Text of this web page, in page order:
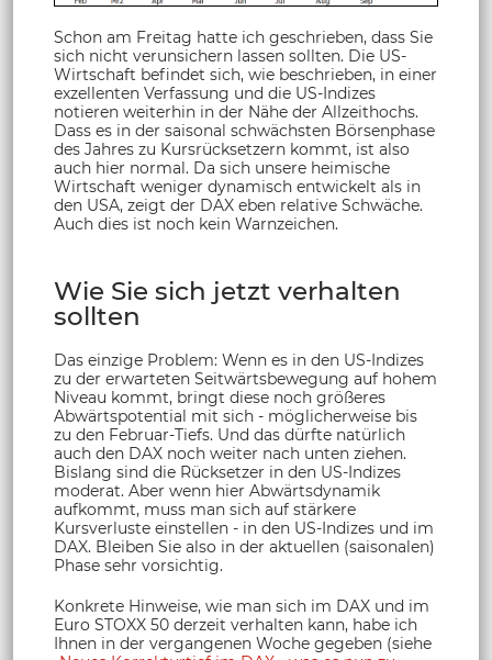
Schon am Freitag hatte ich geschrieben, dass Sie
sich nicht verunsichern lassen sollten. Die US-
Wirtschaft befindet sich, wie beschrieben, in einer
exzellenten Verfassung und die US-Indizes
notieren weiterhin in der Nähe der Allzeithochs.
Dass es in der saisonal schwächsten Börsenphase
des Jahres zu Kursrücksetzern kommt, ist also
auch hier normal. Da sich unsere heimische
Wirtschaft weniger dynamisch entwickelt als in
den USA, zeigt der DAX eben relative Schwäche.
Auch dies ist noch kein Warnzeichen.
Wie Sie sich jetzt verhalten
sollten
Das einzige Problem: Wenn es in den US-Indizes
zu der erwarteten Seitwärtsbewegung auf hohem
Niveau kommt, bringt diese noch größeres
Abwärtspotential mit sich - möglicherweise bis
zu den Februar-Tiefs. Und das dürfte natürlich
auch den DAX noch weiter nach unten ziehen.
Bislang sind die Rücksetzer in den US-Indizes
moderat. Aber wenn hier Abwärtsdynamik
aufkommt, muss man sich auf stärkere
Kursverluste einstellen - in den US-Indizes und im
DAX. Bleiben Sie also in der aktuellen (saisonalen)
Phase sehr vorsichtig.
Konkrete Hinweise, wie man sich im DAX und im
Euro STOXX 50 derzeit verhalten kann, habe ich
Ihnen in der vergangenen Woche gegeben (siehe